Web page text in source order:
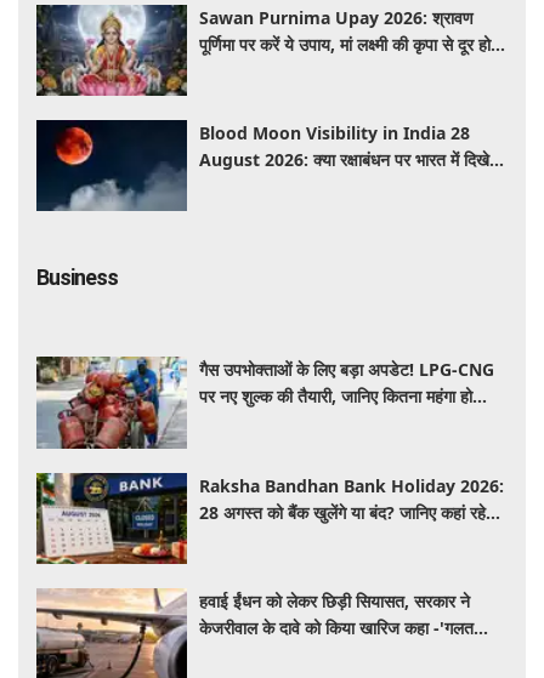
Sawan Purnima Upay 2026: श्रावण
पूर्णिमा पर करें ये उपाय, मां लक्ष्मी की कृपा से दूर हो
Blood Moon Visibility in India 28
August 2026: क्या रक्षाबंधन पर भारत में दिखेगा
Business
गैस उपभोक्ताओं के लिए बड़ा अपडेट! LPG-CNG
पर नए शुल्क की तैयारी, जानिए कितना महंगा हो
Raksha Bandhan Bank Holiday 2026:
28 अगस्त को बैंक खुलेंगे या बंद? जानिए कहां रहेगी
हवाई ईंधन को लेकर छिड़ी सियासत, सरकार ने
केजरीवाल के दावे को किया खारिज कहा -'गलत